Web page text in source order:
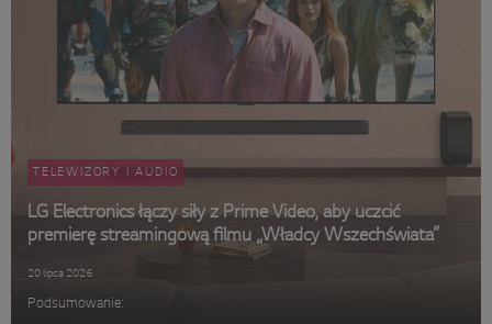
TELEWIZORY I AUDIO
LG Electronics łączy siły z Prime Video, aby uczcić
premierę streamingową filmu „Władcy Wszechświata”
20 lipca 2026
Podsumowanie: